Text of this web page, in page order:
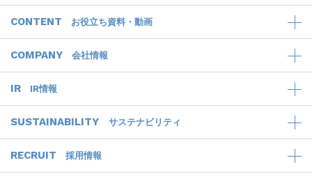
CONTENT お役立ち資料・動画
COMPANY 会社情報
IR IR情報
SUSTAINABILITY サステナビリティ
RECRUIT 採用情報